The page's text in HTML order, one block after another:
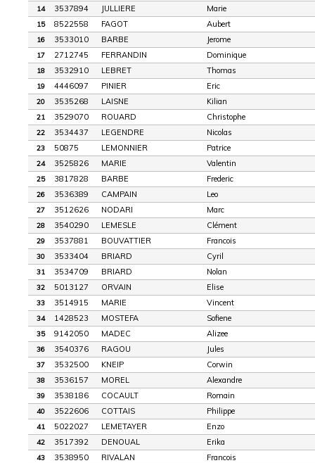
14 3537894 JULLIERE Marie
15 8522558 FAGOT Aubert
16 3533010 BARBE Jerome
17 2712745 FERRANDIN Dominique
18 3532910 LEBRET Thomas
19 4446097 PINIER Eric
20 3535268 LAISNE Kilian
21 3529070 ROUARD Christophe
22 3534437 LEGENDRE Nicolas
23 50875 LEMONNIER Patrice
24 3525826 MARIE Valentin
25 3817828 BARBE Frederic
26 3536389 CAMPAIN Leo
27 3512626 NODARI Marc
28 3540290 LEMESLE Clément
29 3537881 BOUVATTIER Francois
30 3533404 BRIARD Cyril
31 3534709 BRIARD Nolan
32 5013127 ORVAIN Elise
33 3514915 MARIE Vincent
34 1428523 MOSTEFA Sofiene
35 9142050 MADEC Alizee
36 3540376 RAGOU Jules
37 3532500 KNEIP Corwin
38 3536157 MOREL Alexandre
39 3538186 COCAULT Romain
40 3522606 COTTAIS Philippe
41 5022027 LEMETAYER Enzo
42 3517392 DENOUAL Erika
43 3538950 RIVALAN Francois